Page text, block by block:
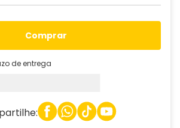
comprar
de entrega